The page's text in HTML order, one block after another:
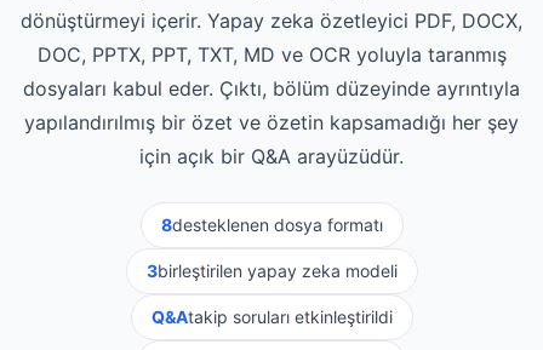
dönüştürmeyi içerir. Yapay zeka özetleyici PDF, DOCX,
DOC, PPTX, PPT, TXT, MD ve OCR yoluyla taranmış
dosyaları kabul eder. Çıktı, bölüm düzeyinde ayrıntıyla
yapılandırılmış bir özet ve özetin kapsamadığı her şey
için açık bir Q&A arayüzüdür.
8desteklenen dosya formatı
3birleştirilen yapay zeka modeli
Q&Atakip soruları etkinleştirildi